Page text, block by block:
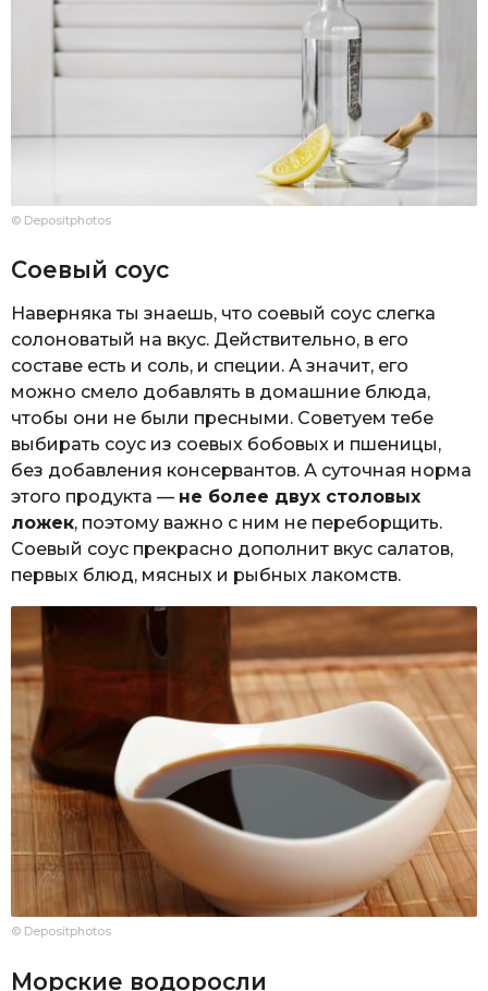
© Depositphotos
Соевый соус
Наверняка ты знаешь, что соевый соус слегка
солоноватый на вкус. Действительно, в его
составе есть и соль, и специи. А значит, его
можно смело добавлять в домашние блюда,
чтобы они не были пресными. Советуем тебе
выбирать соус из соевых бобовых и пшеницы,
без добавления консервантов. А суточная норма
этого продукта — не более двух столовых
ложек, поэтому важно с ним не переборщить.
Соевый соус прекрасно дополнит вкус салатов,
первых блюд, мясных и рыбных лакомств.
© Depositphotos
Морские водоросли